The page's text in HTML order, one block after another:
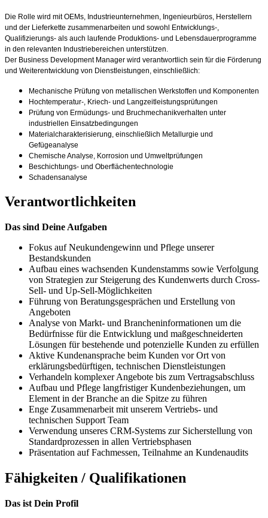
Die Rolle wird mit OEMs, Industrieunternehmen, Ingenieurbüros, Herstellern
und der Lieferkette zusammenarbeiten und sowohl Entwicklungs-,
Qualifizierungs- als auch laufende Produktions- und Lebensdauerprogramme
in den relevanten Industriebereichen unterstützen.
Der Business Development Manager wird verantwortlich sein für die Förderung
und Weiterentwicklung von Dienstleistungen, einschließlich:
Mechanische Prüfung von metallischen Werkstoffen und Komponenten
Hochtemperatur-, Kriech- und Langzeitleistungsprüfungen
Prüfung von Ermüdungs- und Bruchmechanikverhalten unter
industriellen Einsatzbedingungen
Materialcharakterisierung, einschließlich Metallurgie und
Gefügeanalyse
Chemische Analyse, Korrosion und Umweltprüfungen
Beschichtungs- und Oberflächentechnologie
Schadensanalyse
Verantwortlichkeiten
Das sind Deine Aufgaben
Fokus auf Neukundengewinn und Pflege unserer
Bestandskunden
Aufbau eines wachsenden Kundenstamms sowie Verfolgung
von Strategien zur Steigerung des Kundenwerts durch Cross-
Sell- und Up-Sell-Möglichkeiten
Führung von Beratungsgesprächen und Erstellung von
Angeboten
Analyse von Markt- und Brancheninformationen um die
Bedürfnisse für die Entwicklung und maßgeschneiderten
Lösungen für bestehende und potenzielle Kunden zu erfüllen
Aktive Kundenansprache beim Kunden vor Ort von
erklärungsbedürftigen, technischen Dienstleistungen
Verhandeln komplexer Angebote bis zum Vertragsabschluss
Aufbau und Pflege langfristiger Kundenbeziehungen, um
Element in der Branche an die Spitze zu führen
Enge Zusammenarbeit mit unserem Vertriebs- und
technischen Support Team
Verwendung unseres CRM-Systems zur Sicherstellung von
Standardprozessen in allen Vertriebsphasen
Präsentation auf Fachmessen, Teilnahme an Kundenaudits
Fähigkeiten / Qualifikationen
Das ist Dein Profil